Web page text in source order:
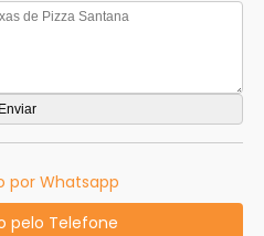
por Whatsapp
pelo Telefone